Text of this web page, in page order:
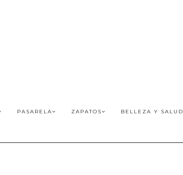
PASARELA ZAPATOS BELLEZA Y SALUD